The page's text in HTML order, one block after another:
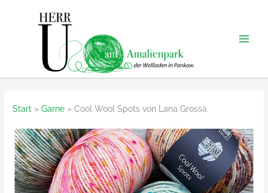
Start Garne Cool Wool Spots von Lana Grossa